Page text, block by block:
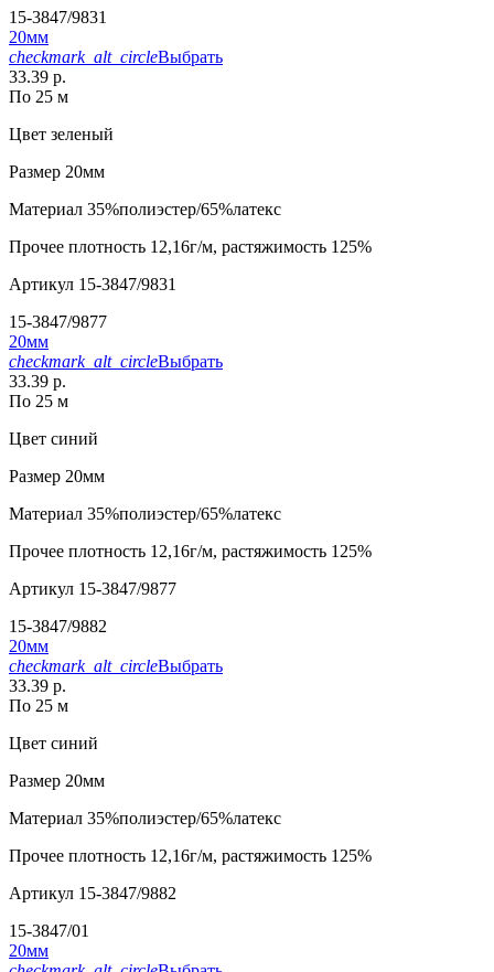
15-3847/9831
20мм
checkmark_alt_circleВыбрать
33.39 р.
По 25 м
Цвет зеленый
Размер 20мм
Материал 35%полиэстер/65%латекс
Прочее плотность 12,16г/м, растяжимость 125%
Артикул 15-3847/9831
15-3847/9877
20мм
checkmark_alt_circleВыбрать
33.39 р.
По 25 м
Цвет синий
Размер 20мм
Материал 35%полиэстер/65%латекс
Прочее плотность 12,16г/м, растяжимость 125%
Артикул 15-3847/9877
15-3847/9882
20мм
checkmark_alt_circleВыбрать
33.39 р.
По 25 м
Цвет синий
Размер 20мм
Материал 35%полиэстер/65%латекс
Прочее плотность 12,16г/м, растяжимость 125%
Артикул 15-3847/9882
15-3847/01
20мм